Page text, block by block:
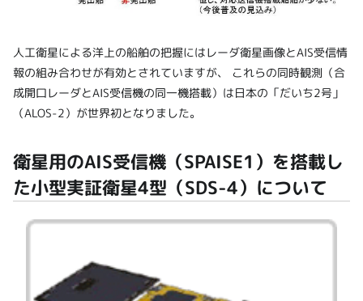
人工衛星による洋上の船舶の把握にはレーダ衛星画像とAIS受信情
報の組み合わせが有効とされていますが、 これらの同時観測（合
成開口レーダとAIS受信機の同一機搭載）は日本の「だいち2号」
（ALOS-2）が世界初となりました。
衛星用のAIS受信機（SPAISE1）を搭載し
た小型実証衛星4型（SDS-4）について